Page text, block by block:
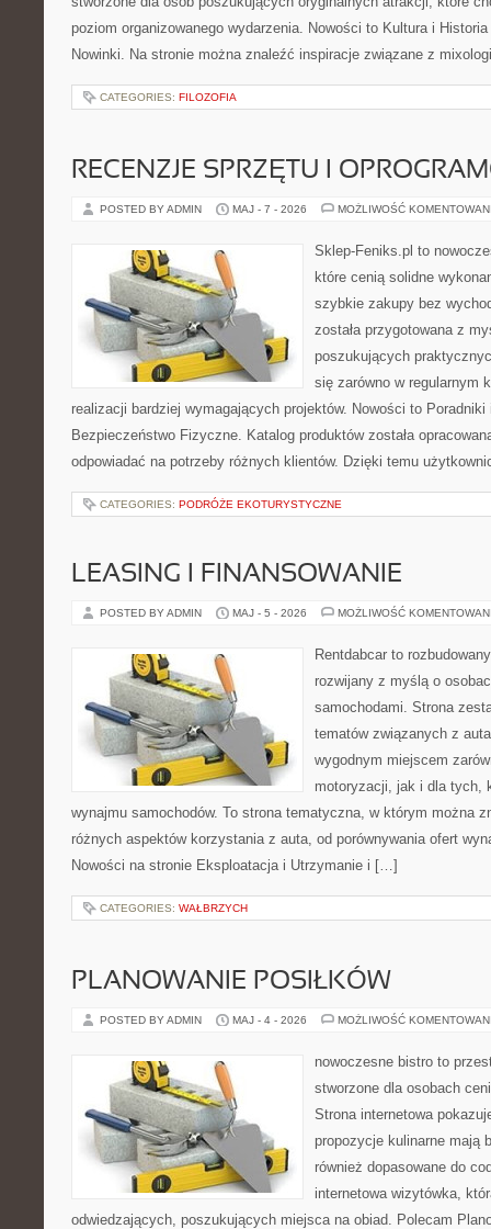
poziom organizowanego wydarzenia. Nowości to Kultura i
Nowinki. Na stronie można znaleźć inspiracje związane z
CATEGORIES: FILOZOFIA
RECENZJE SPRZĘTU I
POSTED BY ADMIN MAJ - 7 - 2026 MOŻLIWOŚĆ
Sklep-Feniks.pl to
które cenią solidne
szybkie zakupy bez
została przygotowana z
poszukujących
się zarówno w regularnym
realizacji bardziej wymagających projektów. Nowości to
Bezpieczeństwo Fizyczne. Katalog produktów została
odpowiadać na potrzeby różnych klientów. Dzięki temu
CATEGORIES: PODRÓŻE EKOTURYSTYCZNE
LEASING I FINANSOWANIE
POSTED BY ADMIN MAJ - 5 - 2026 MOŻLIWOŚĆ
Rentdabcar to
rozwijany z myślą o
samochodami. Strona
tematów związanych z
wygodnym miejscem
motoryzacji, jak i dla tych,
wynajmu samochodów. To strona tematyczna, w którym można
różnych aspektów korzystania z auta, od porównywania ofert
Nowości na stronie Eksploatacja i Utrzymanie i […]
CATEGORIES: WAŁBRZYCH
PLANOWANIE POSIŁKÓW
POSTED BY ADMIN MAJ - 4 - 2026 MOŻLIWOŚĆ
nowoczesne bistro to
stworzone dla osobach
Strona internetowa
propozycje kulinarne mają
również dopasowane do
internetowa wizytówka,
odwiedzających, poszukujących miejsca na obiad. Polecam